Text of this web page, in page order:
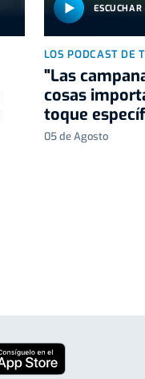
ESCUCHAR
LOS PODCAST DE
"Las
cosas
toque
05 de Agosto